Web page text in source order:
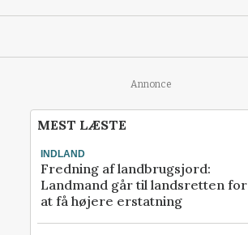
Annonce
MEST LÆSTE
INDLAND
Fredning af landbrugsjord:
Landmand går til landsretten for
at få højere erstatning